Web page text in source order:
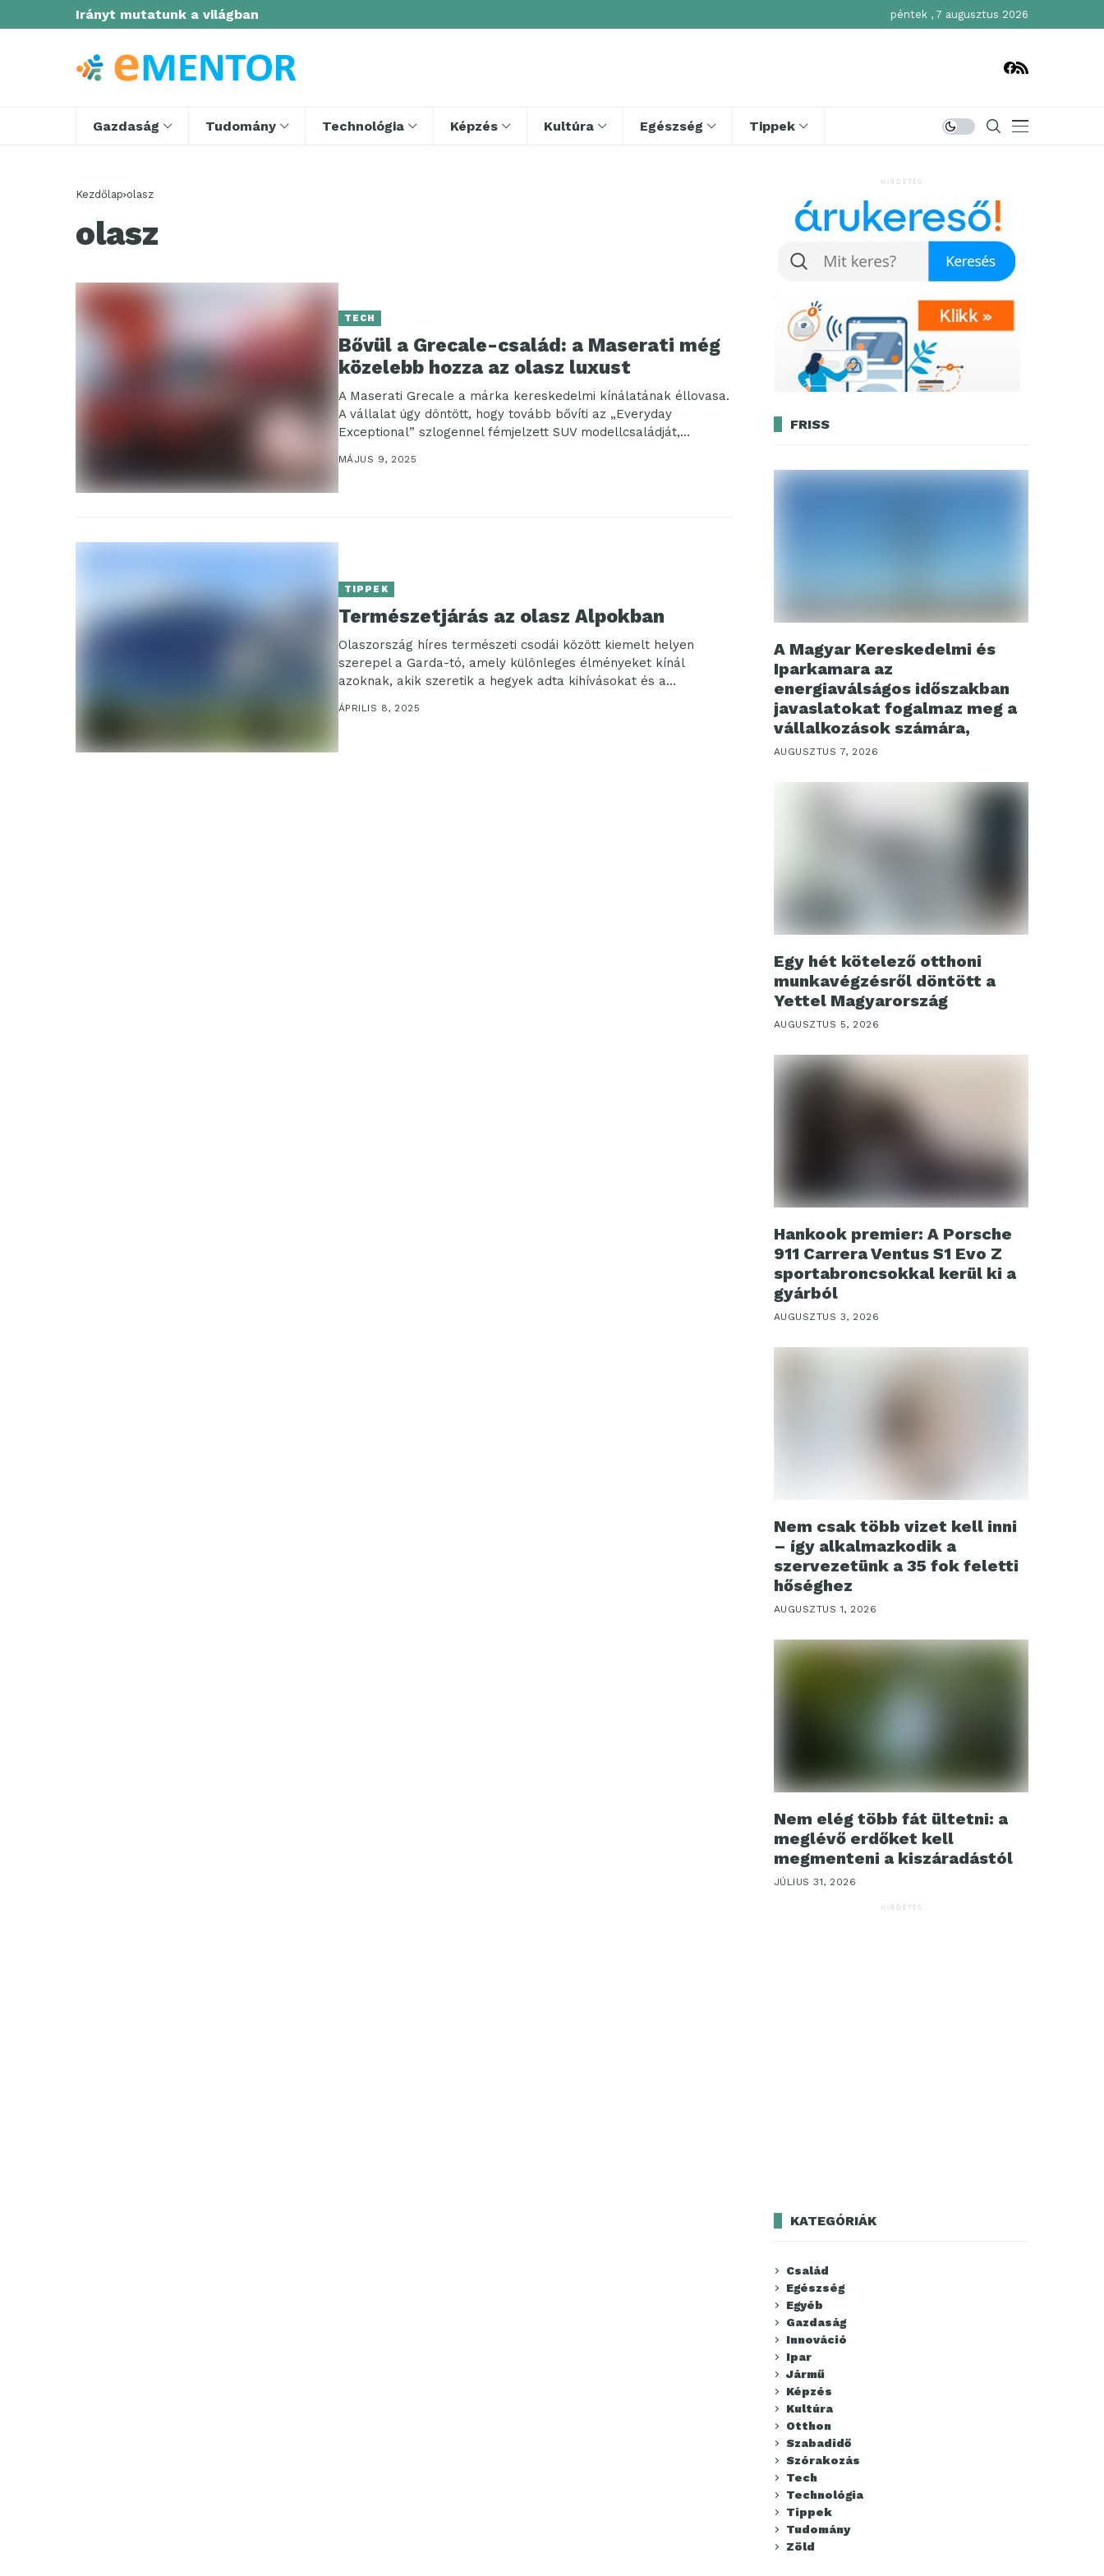
Irányt mutatunk a világban péntek , 7 augusztus 2026
Gazdaság Tudomány Technológia Képzés Kultúra Egészség Tippek
Kezdőlap olasz
olasz
TECH
Bővül a Grecale-család: a Maserati még
közelebb hozza az olasz luxust
A Maserati Grecale a márka kereskedelmi kínálatának éllovasa.
A vállalat úgy döntött, hogy tovább bővíti az „Everyday
Exceptional” szlogennel fémjelzett SUV modellcsaládját,
frissítve...
MÁJUS 9, 2025
TIPPEK
Természetjárás az olasz Alpokban
Olaszország híres természeti csodái között kiemelt helyen
szerepel a Garda-tó, amely különleges élményeket kínál
azoknak, akik szeretik a hegyek adta kihívásokat és a...
ÁPRILIS 8, 2025
HIRDETÉS
FRISS
A Magyar Kereskedelmi és
Iparkamara az
energiaválságos időszakban
javaslatokat fogalmaz meg a
vállalkozások számára,
AUGUSZTUS 7, 2026
Egy hét kötelező otthoni
munkavégzésről döntött a
Yettel Magyarország
AUGUSZTUS 5, 2026
Hankook premier: A Porsche
911 Carrera Ventus S1 Evo Z
sportabroncsokkal kerül ki a
gyárból
AUGUSZTUS 3, 2026
Nem csak több vizet kell inni
– így alkalmazkodik a
szervezetünk a 35 fok feletti
hőséghez
AUGUSZTUS 1, 2026
Nem elég több fát ültetni: a
meglévő erdőket kell
megmenteni a kiszáradástól
JÚLIUS 31, 2026
HIRDETÉS
KATEGÓRIÁK
Család
Egészség
Egyéb
Gazdaság
Innováció
Ipar
Jármű
Képzés
Kultúra
Otthon
Szabadidő
Szórakozás
Tech
Technológia
Tippek
Tudomány
Zöld